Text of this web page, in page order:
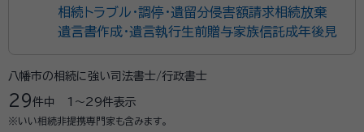
相続トラブル・調停・遺留分侵害額請求相続放棄
遺言書作成・遺言執行生前贈与家族信託成年後見
八幡市の相続に強い司法書士/行政書士
29件中 1〜29件表示
※いい相続非提携専門家も含みます。